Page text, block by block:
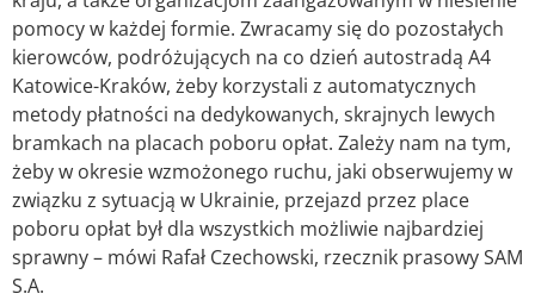
pomocy w każdej formie. Zwracamy się do pozostałych
kierowców, podróżujących na co dzień autostradą A4
Katowice-Kraków, żeby korzystali z automatycznych
metody płatności na dedykowanych, skrajnych lewych
bramkach na placach poboru opłat. Zależy nam na tym,
żeby w okresie wzmożonego ruchu, jaki obserwujemy w
związku z sytuacją w Ukrainie, przejazd przez place
poboru opłat był dla wszystkich możliwie najbardziej
sprawny – mówi Rafał Czechowski, rzecznik prasowy SAM
S.A.